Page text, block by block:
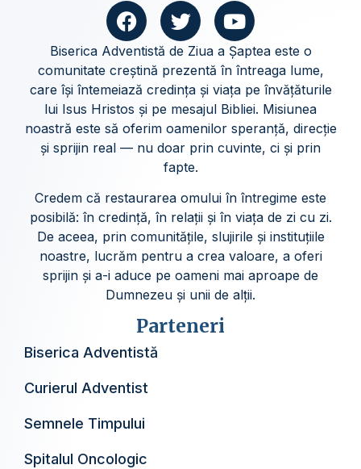
Biserica Adventistă de Ziua a Șaptea este o
comunitate creștină prezentă în întreaga lume,
care își întemeiază credința și viața pe învățăturile
lui Isus Hristos și pe mesajul Bibliei. Misiunea
noastră este să oferim oamenilor speranță, direcție
și sprijin real — nu doar prin cuvinte, ci și prin
fapte.
Credem că restaurarea omului în întregime este
posibilă: în credință, în relații și în viața de zi cu zi.
De aceea, prin comunitățile, slujirile și instituțiile
noastre, lucrăm pentru a crea valoare, a oferi
sprijin și a-i aduce pe oameni mai aproape de
Dumnezeu și unii de alții.
Parteneri
Biserica Adventistă
Curierul Adventist
Semnele Timpului
Spitalul Oncologic